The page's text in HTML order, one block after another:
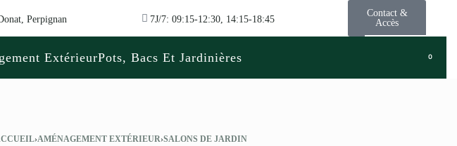
Perpignan 7J/7: 09:15-12:30, 14:15-18:45
Contact &
Accès
ExtérieurPots, Bacs Et Jardinières 0
›AMÉNAGEMENT EXTÉRIEUR›SALONS DE JARDIN